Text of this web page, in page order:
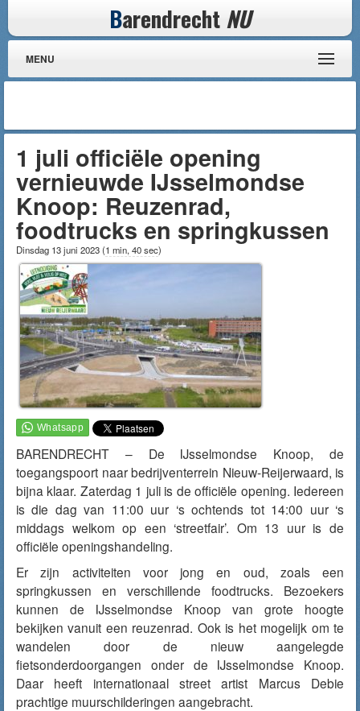
Barendrecht NU
MENU
1 juli officiële opening
vernieuwde IJsselmondse
Knoop: Reuzenrad,
foodtrucks en springkussen
Dinsdag 13 juni 2023(1 min, 40 sec)
BARENDRECHT – De IJsselmondse Knoop, de
toegangspoort naar bedrijventerrein Nieuw-Reijerwaard, is
bijna klaar. Zaterdag 1 juli is de officiële opening. Iedereen
is die dag van 11:00 uur ‘s ochtends tot 14:00 uur ‘s
middags welkom op een ‘streetfair’. Om 13 uur is de
officiële openingshandeling.
Er zijn activiteiten voor jong en oud, zoals een
springkussen en verschillende foodtrucks. Bezoekers
kunnen de IJsselmondse Knoop van grote hoogte
bekijken vanuit een reuzenrad. Ook is het mogelijk om te
wandelen door de nieuw aangelegde
fietsonderdoorgangen onder de IJsselmondse Knoop.
Daar heeft internationaal street artist Marcus Debie
prachtige muurschilderingen aangebracht.